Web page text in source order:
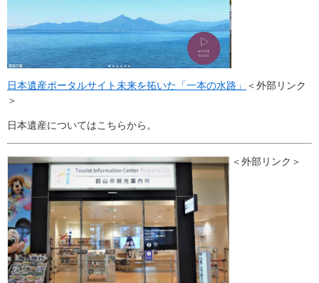
日本遺産ポータルサイト未来を拓いた「一本の水路」
＜外部リンク
＞
日本遺産についてはこちらから。
＜外部リンク＞